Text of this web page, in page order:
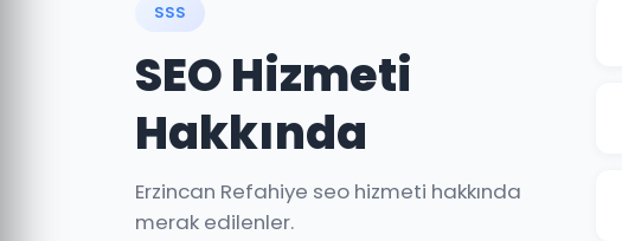
SSS
SEO Hizmeti
Hakkında
Erzincan Refahiye seo hizmeti hakkında
merak edilenler.